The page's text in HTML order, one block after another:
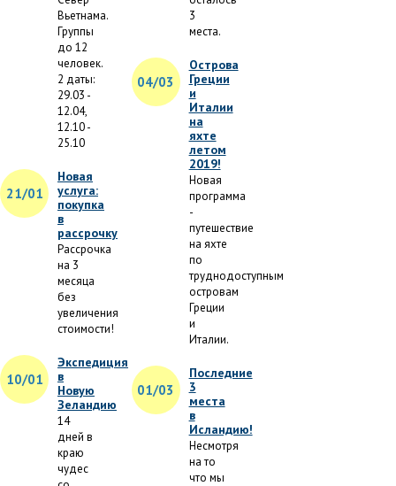
Вьетнама.
Группы
до 12
человек.
2 даты:
29.03 -
12.04,
12.10 -
25.10
21/01
Новая
услуга:
покупка
в
рассрочку
Рассрочка
на 3
месяца
без
увеличения
стоимости!
10/01
Экспедиция
в
Новую
Зеландию
14
дней в
краю
чудес
3
места.
04/03
Острова
Греции
и
Италии
на
яхте
летом
2019!
Новая
программа
-
путешествие
на яхте
по
труднодоступным
островам
Греции
и
Италии.
01/03
Последние
3
места
в
Исландию!
Несмотря
на то
что мы